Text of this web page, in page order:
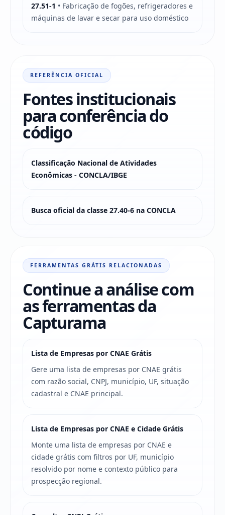
27.51-1 • Fabricação de fogões, refrigeradores e
máquinas de lavar e secar para uso doméstico
REFERÊNCIA OFICIAL
Fontes institucionais
para conferência do
código
Classificação Nacional de Atividades
Econômicas - CONCLA/IBGE
Busca oficial da classe 27.40-6 na CONCLA
FERRAMENTAS GRÁTIS RELACIONADAS
Continue a análise com
as ferramentas da
Capturama
Lista de Empresas por CNAE Grátis
Gere uma lista de empresas por CNAE grátis
com razão social, CNPJ, município, UF, situação
cadastral e CNAE principal.
Lista de Empresas por CNAE e Cidade Grátis
Monte uma lista de empresas por CNAE e
cidade grátis com filtros por UF, município
resolvido por nome e contexto público para
prospecção regional.